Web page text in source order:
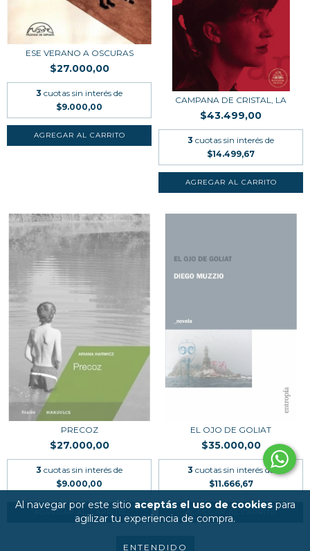
Al navegar por este sitio aceptás el uso de cookiespara
agilizar tu experiencia de compra.
ENTENDIDO
ESE VERANO A OSCURAS
$27.000,00
3 cuotas sin interés de
$9.000,00
CAMPANA DE CRISTAL, LA
$43.499,00
3 cuotas sin interés de
$14.499,67
PRECOZ
$27.000,00
3 cuotas sin interés de
$9.000,00
EL OJO DE GOLIAT
$35.000,00
3 cuotas sin interés de
$11.666,67